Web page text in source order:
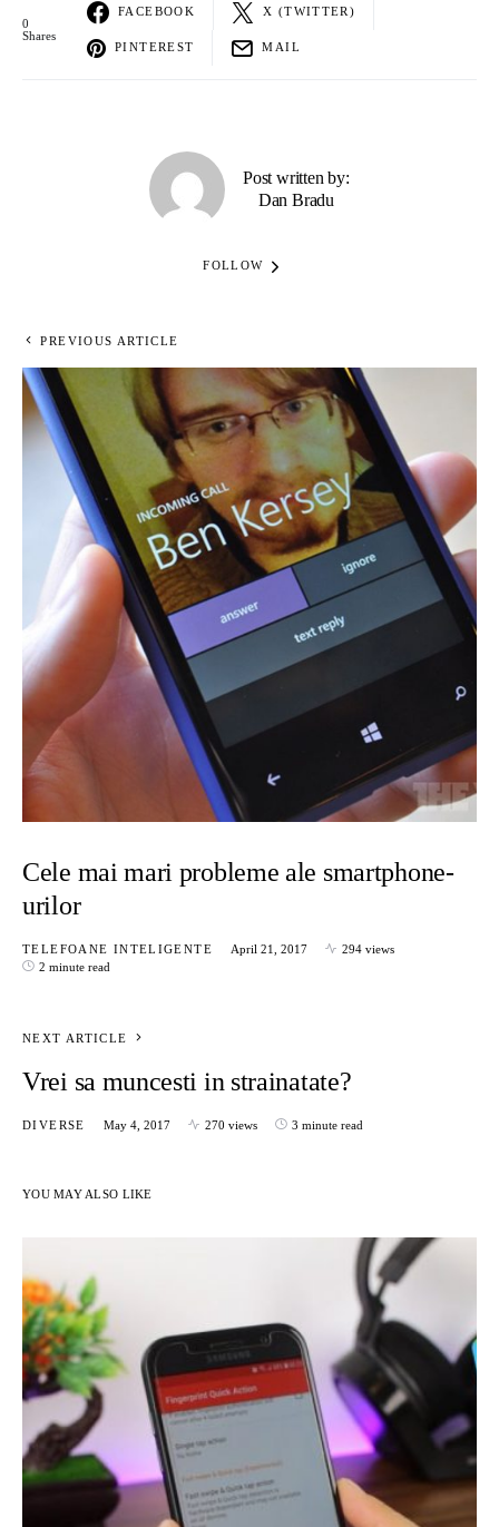
0
Shares
FACEBOOK X (TWITTER)
PINTEREST MAIL
Post written by:
Dan Bradu
FOLLOW
PREVIOUS ARTICLE
Cele mai mari probleme ale smartphone-
urilor
TELEFOANE INTELIGENTE April 21, 2017
294 views
2 minute read
NEXT ARTICLE
Vrei sa muncesti in strainatate?
DIVERSE May 4, 2017 270 views 3 minute read
YOU MAY ALSO LIKE